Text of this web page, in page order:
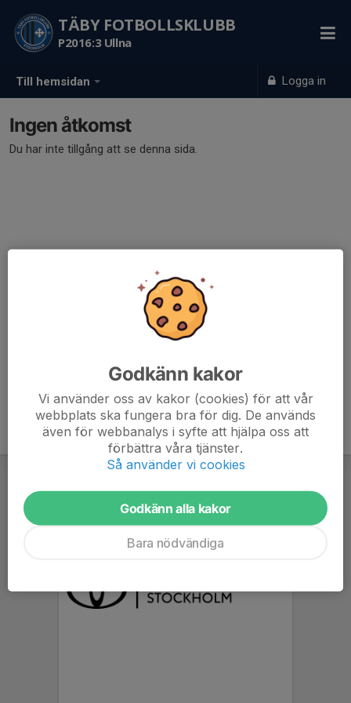
Till hemsidan Logga in
TÄBY FOTBOLLSKLUBB
P2016:3 Ullna
Ingen åtkomst
Du har inte tillgång att se denna sida.
Godkänn kakor
Vi använder oss av kakor (cookies) för att vår
webbplats ska fungera bra för dig. De används
även för webbanalys i syfte att hjälpa oss att
förbättra våra tjänster.
Så använder vi cookies
Godkänn alla kakor
Bara nödvändiga